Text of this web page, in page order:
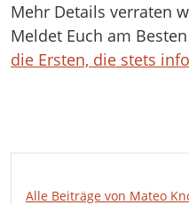
Mehr Details verraten
Meldet Euch am
die Ersten, die stets
Alle Beiträge von Mateo